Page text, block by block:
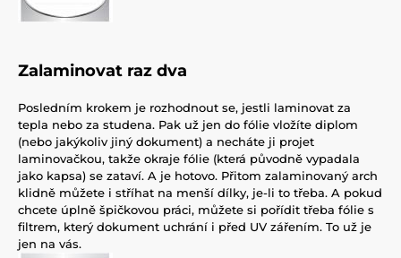
Zalaminovat raz dva
Posledním krokem je rozhodnout se, jestli laminovat za
tepla nebo za studena. Pak už jen do fólie vložíte diplom
(nebo jakýkoliv jiný dokument) a necháte ji projet
laminovačkou, takže okraje fólie (která původně vypadala
jako kapsa) se zataví. A je hotovo. Přitom zalaminovaný arch
klidně můžete i stříhat na menší dílky, je-li to třeba. A pokud
chcete úplně špičkovou práci, můžete si pořídit třeba fólie s
filtrem, který dokument uchrání i před UV zářením. To už je
jen na vás.